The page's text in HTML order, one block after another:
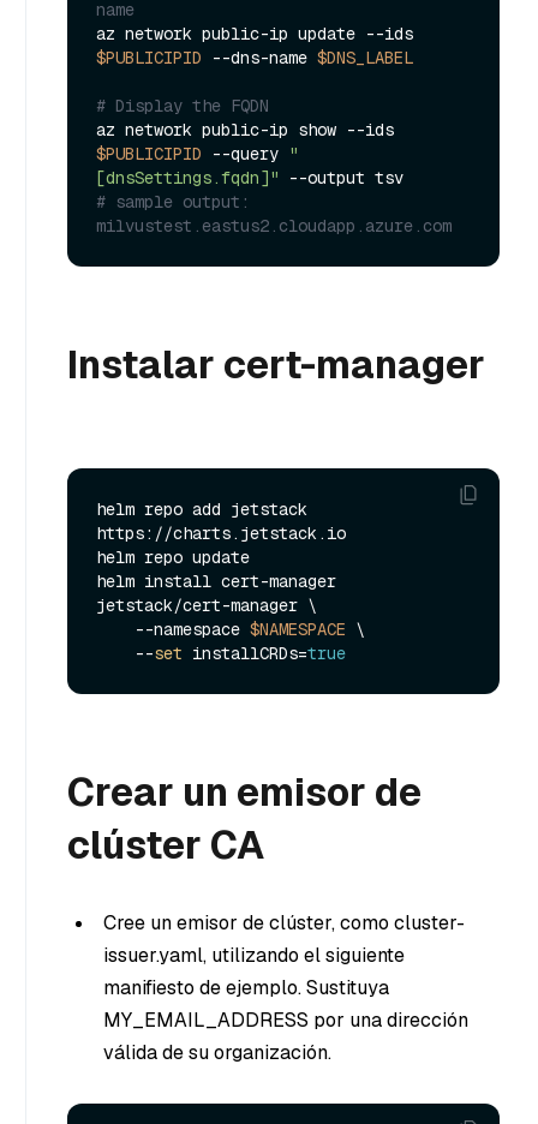
name
$PUBLICIPID --dns-name $DNS_LABEL
# Display the FQDN
$PUBLICIPID --query "
[dnsSettings.fqdn]"
# sample output:
milvustest.eastus2.cloudapp.azure.com
Instalar cert-manager
helm repo add jetstack
https://charts.jetstack.io
helm repo update
helm install cert-manager
jetstack/cert-manager \
    --namespace
$NAMESPACE \
    --
set installCRDs=true
Crear un emisor de
clúster CA
Cree un emisor de clúster, como cluster-
issuer.yaml, utilizando el siguiente
manifiesto de ejemplo. Sustituya
MY_EMAIL_ADDRESS por una dirección
válida de su organización.